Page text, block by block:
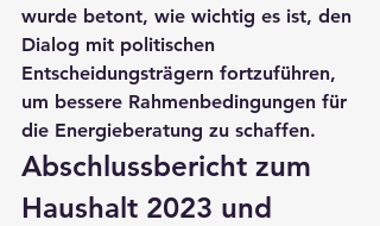
wurde betont, wie wichtig es ist, den
Dialog mit politischen
Entscheidungsträgern fortzuführen,
um bessere Rahmenbedingungen für
die Energieberatung zu schaffen.
Abschlussbericht zum
Haushalt 2023 und